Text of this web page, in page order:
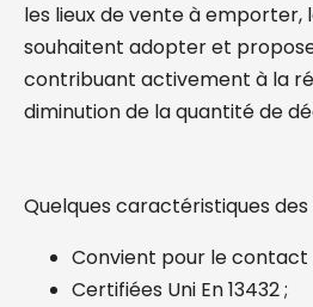
les lieux de vente à emporter,
souhaitent adopter et
contribuant activement à la
diminution de la quantité de
Quelques caractéristiques
Convient pour le contact
Certifiées Uni En 13432 ;